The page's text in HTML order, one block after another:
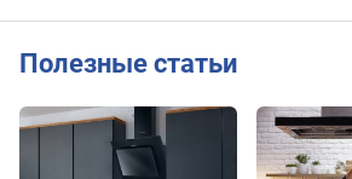
Полезные статьи